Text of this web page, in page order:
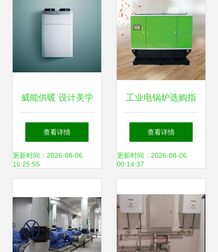
威能供暖 设计美学
与供暖科技的奥斯
卡荣誉之旅
查看详情
更新时间：2026-08-06
16:25:55
工业电锅炉选购指
南 亚飞凌电子电锅
炉详解
查看详情
更新时间：2026-08-06
00:14:37